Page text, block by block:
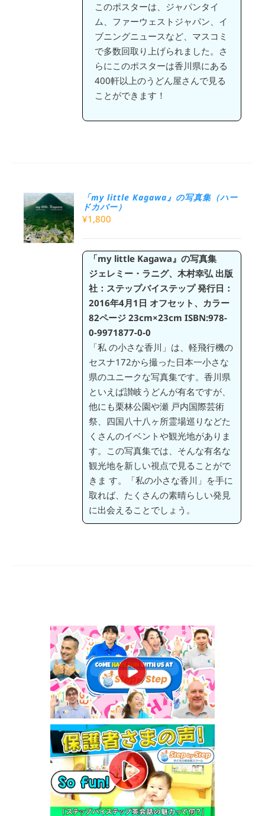
このポスターは、ジャパンタイ
ム、ファーウェストジャパン、イ
ブニングニュースなど、マスコミ
で多数回取り上げられました。さ
らにこのポスターは香川県にある
400軒以上のうどん屋さんで見る
ことができます！
「my little Kagawa』の写真集（ハー
ドカバー）
¥1,800
「my little Kagawa』の写真集
ジェレミー・ラニグ、木村幸弘 出版
社：ステップバイステップ 発行日：
2016年4月1日 オフセット、カラー
82ページ 23cm×23cm ISBN:978-
0-9971877-0-0
「私 の小さな香川」は、軽飛行機の
セスナ172から撮った日本一小さな
県のユニークな写真集です。香川県
といえば讃岐うどんが有名ですが、
他にも栗林公園や瀬 戸内国際芸術
祭、四国八十八ヶ所霊場巡りなどた
くさんのイベントや観光地がありま
す。この写真集では、そんな有名な
観光地を新しい視点で見ることがで
きま す。「私の小さな香川」を手に
取れば、たくさんの素晴らしい発見
に出会えることでしょう。